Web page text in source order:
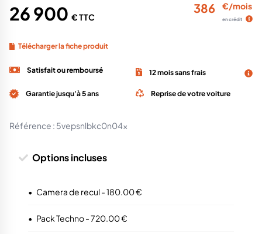
26 900 € TTC
386 €/mois
en crédit
Télécharger la fiche produit
Satisfait ou remboursé 12 mois sans frais
Garantie jusqu'à 5 ans Reprise de votre voiture
Référence : 5vepsnlbkc0n04x
Options incluses
• Camera de recul - 180.00 €
• Pack Techno - 720.00 €